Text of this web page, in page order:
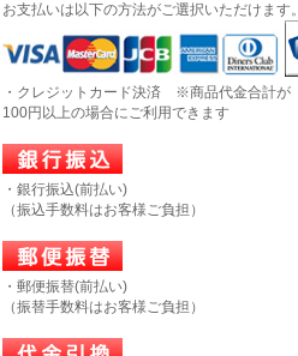
お支払いは以下の方法がご選択いただけます。
・クレジットカード決済 ※商品代金合計が
100円以上の場合にご利用できます
・銀行振込(前払い)
（振込手数料はお客様ご負担）
・郵便振替(前払い)
（振替手数料はお客様ご負担）